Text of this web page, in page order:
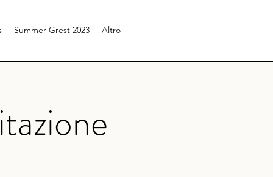
Summer Grest 2023 Altro